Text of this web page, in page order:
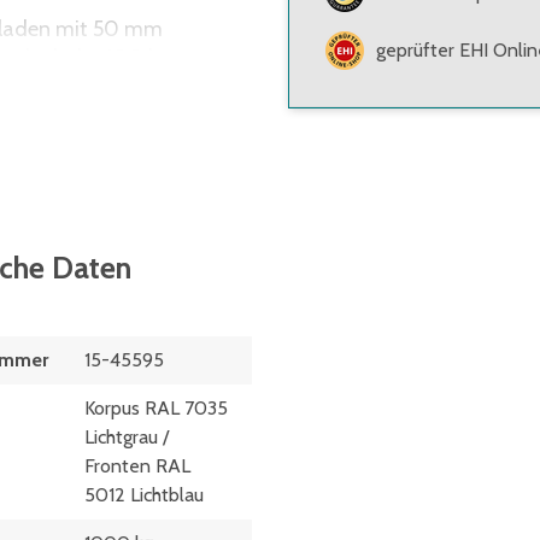
mit 50 mm
möglich - mit
Niveauausgleichs-
Daten
15-45595
Korpus RAL 7035
Lichtgrau /
Fronten RAL
5012 Lichtblau
geprüfter EHI